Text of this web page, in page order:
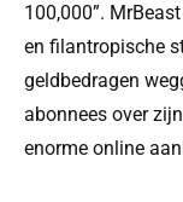
100,000”.
en filantropische
geldbedragen
abonnees over
enorme online